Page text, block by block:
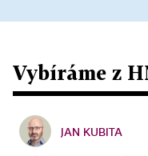
Vybíráme z
JAN KUBITA